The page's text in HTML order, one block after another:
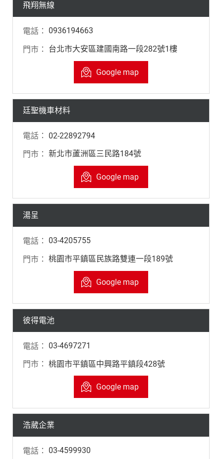
飛翔無線
0936194663
台北市大安區建國南路一段282號1樓
Google map
廷聖機車材料
02-22892794
新北市蘆洲區三民路184號
Google map
湯呈
03-4205755
桃園市平鎮區民族路雙連一段189號
Google map
彼得電池
03-4697271
桃園市平鎮區中興路平鎮段428號
Google map
浩葳企業
03-4599930